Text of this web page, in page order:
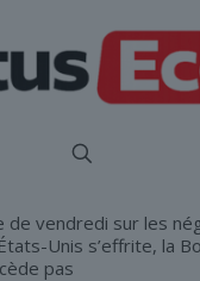
de vendredi sur les
Unis s’effrite, la
pas